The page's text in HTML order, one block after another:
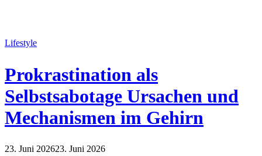
Lifestyle
Prokrastination als
Selbstsabotage Ursachen und
Mechanismen im Gehirn
23. Juni 202623. Juni 2026